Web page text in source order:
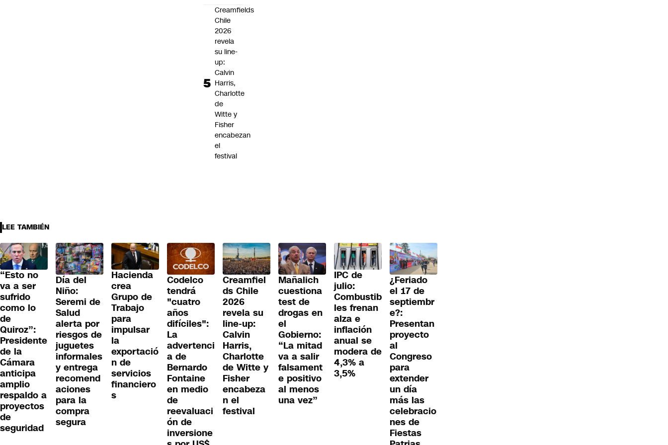
Creamfields
Chile
2026
revela
su line-
up:
Calvin
Harris,
Charlotte
de
Witte y
Fisher
encabezan
el
festival
LEE TAMBIÉN
“Esto no
va a ser
sufrido
como lo
de
Quiroz”:
Presidente
de la
Cámara
anticipa
amplio
respaldo a
proyectos
de
seguridad
Día del
Niño:
Seremi de
Salud
alerta por
riesgos de
juguetes
informales
y entrega
recomend
aciones
para la
compra
segura
Hacienda
crea
Grupo de
Trabajo
para
impulsar
la
exportació
n de
servicios
financiero
s
Codelco
tendrá
"cuatro
años
difíciles":
La
advertenci
a de
Bernardo
Fontaine
en medio
de
reevaluaci
ón de
inversione
Creamfiel
ds Chile
2026
revela su
line-up:
Calvin
Harris,
Charlotte
de Witte y
Fisher
encabeza
n el
festival
Mañalich
cuestiona
test de
drogas en
el
Gobierno:
“La mitad
va a salir
falsament
e positivo
al menos
una vez”
IPC de
julio:
Combustib
les frenan
alza e
inflación
anual se
modera de
4,3% a
3,5%
¿Feriado
el 17 de
septiembr
e?:
Presentan
proyecto
al
Congreso
para
extender
un día
más las
celebracio
nes de
Fiestas